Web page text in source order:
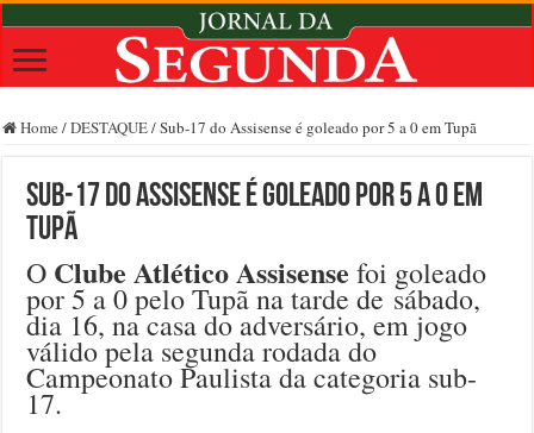
Home /DESTAQUE/Sub-17 do Assisense é goleado por 5 a 0 em Tupã
Sub-17 do Assisense é goleado por 5 a 0 em
Tupã
O Clube Atlético Assisense foi goleado
por 5 a 0 pelo Tupã na tarde de sábado,
dia 16, na casa do adversário, em jogo
válido pela segunda rodada do
Campeonato Paulista da categoria sub-
17.